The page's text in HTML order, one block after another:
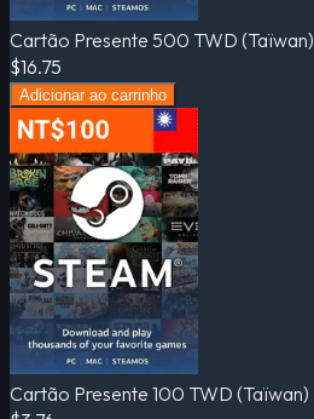
Cartão Presente 500 TWD (Taïwan)
$16.75
Adicionar ao carrinho
Cartão Presente 100 TWD (Taïwan)